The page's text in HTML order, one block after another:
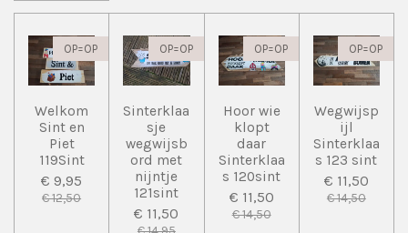
OP=OP
Welkom
Sint en
Piet
119Sint
€ 9,95
€ 12,50
OP=OP
Sinterklaa
sje
wegwijsb
ord met
nijntje
121sint
€ 11,50
OP=OP
Hoor wie
klopt
daar
Sinterklaa
s 120sint
€ 11,50
€ 14,50
OP=OP
Wegwijsp
ijl
Sinterklaa
s 123 sint
€ 11,50
€ 14,50